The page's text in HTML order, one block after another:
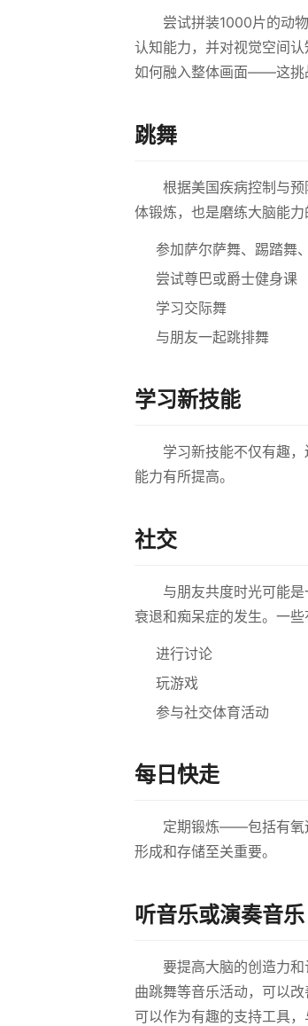
尝试拼装1000片的动
认知能力，并对视觉空间
如何融入整体画面——这挑
跳舞
根据美国疾病控制与
体锻炼，也是磨练大脑能力
参加萨尔萨舞、踢踏舞
尝试尊巴或爵士健身课
学习交际舞
与朋友一起跳排舞
学习新技能
学习新技能不仅有趣
能力有所提高。
社交
与朋友共度时光可能
衰退和痴呆症的发生。一些
进行讨论
玩游戏
参与社交体育活动
每日快走
定期锻炼——包括有氧
形成和存储至关重要。
听音乐或演奏音乐
要提高大脑的创造力
曲跳舞等音乐活动，可以
可以作为有趣的支持工具